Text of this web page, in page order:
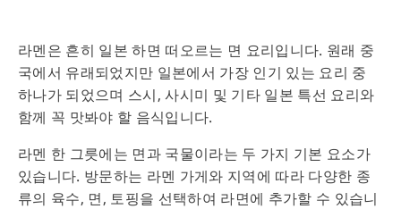
라멘은 흔히 일본 하면 떠오르는 면 요리입니다. 원래 중
국에서 유래되었지만 일본에서 가장 인기 있는 요리 중
하나가 되었으며 스시, 사시미 및 기타 일본 특선 요리와
함께 꼭 맛봐야 할 음식입니다.
라멘 한 그릇에는 면과 국물이라는 두 가지 기본 요소가
있습니다. 방문하는 라멘 가게와 지역에 따라 다양한 종
류의 육수, 면, 토핑을 선택하여 라면에 추가할 수 있습니